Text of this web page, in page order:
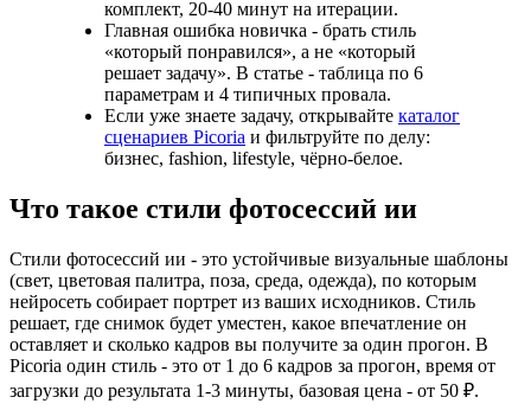
комплект, 20-40 минут на итерации.
Главная ошибка новичка - брать стиль
«который понравился», а не «который
решает задачу». В статье - таблица по 6
параметрам и 4 типичных провала.
Если уже знаете задачу, открывайте каталог
сценариев Picoria и фильтруйте по делу:
бизнес, fashion, lifestyle, чёрно-белое.
Что такое стили фотосессий ии
Стили фотосессий ии - это устойчивые визуальные шаблоны
(свет, цветовая палитра, поза, среда, одежда), по которым
нейросеть собирает портрет из ваших исходников. Стиль
решает, где снимок будет уместен, какое впечатление он
оставляет и сколько кадров вы получите за один прогон. В
Picoria один стиль - это от 1 до 6 кадров за прогон, время от
загрузки до результата 1-3 минуты, базовая цена - от 50 ₽.